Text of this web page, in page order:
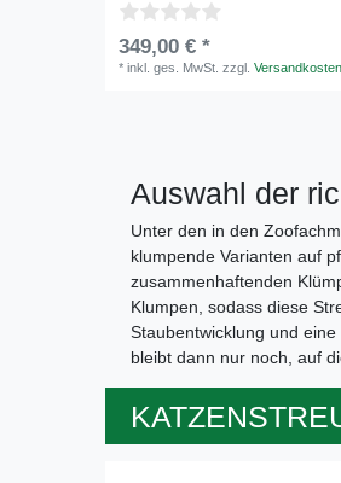
349,00 € *
*inkl. ges. MwSt. zzgl.Versandkosten
Auswahl der
Unter den in den
klumpende Varianten auf
zusammenhaftenden
Klumpen, sodass diese
Staubentwicklung und
bleibt dann nur noch, auf